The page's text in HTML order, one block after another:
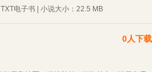
电子书 | 小说大小：22.5 MB
0人下载